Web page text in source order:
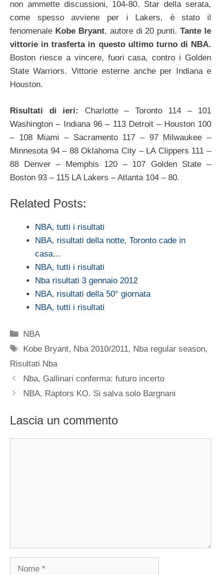
non ammette discussioni, 104-80. Star della serata,
come spesso avviene per i Lakers, è stato il
fenomenale Kobe Bryant, autore di 20 punti.Tante le
vittorie in trasferta in questo ultimo turno di NBA.
Boston riesce a vincere, fuori casa, contro i Golden
State Warriors. Vittorie esterne anche per Indiana e
Houston.
Risultati di ieri:
Charlotte – Toronto 114 – 101
Washington – Indiana 96 – 113 Detroit – Houston 100
– 108 Miami – Sacramento 117 – 97 Milwaukee –
Minnesota 94 – 88 Oklahoma City – LA Clippers 111 –
88 Denver – Memphis 120 – 107 Golden State –
Boston 93 – 115 LA Lakers – Atlanta 104 – 80.
Related Posts:
NBA, tutti i risultati
NBA, risultati della notte, Toronto cade in
casa…
NBA, tutti i risultati
Nba risultati 3 gennaio 2012
NBA, risultati della 50° giornata
NBA, tutti i risultati
Categorie
NBA
Tag
Kobe Bryant, Nba 2010/2011, Nba regular season,
Risultati Nba
Nba, Gallinari conferma: futuro incerto
NBA, Raptors KO. Si salva solo Bargnani
Lascia un commento
Nome